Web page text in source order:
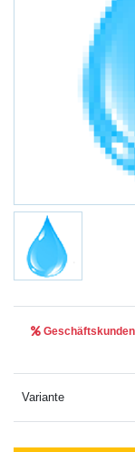
Variante